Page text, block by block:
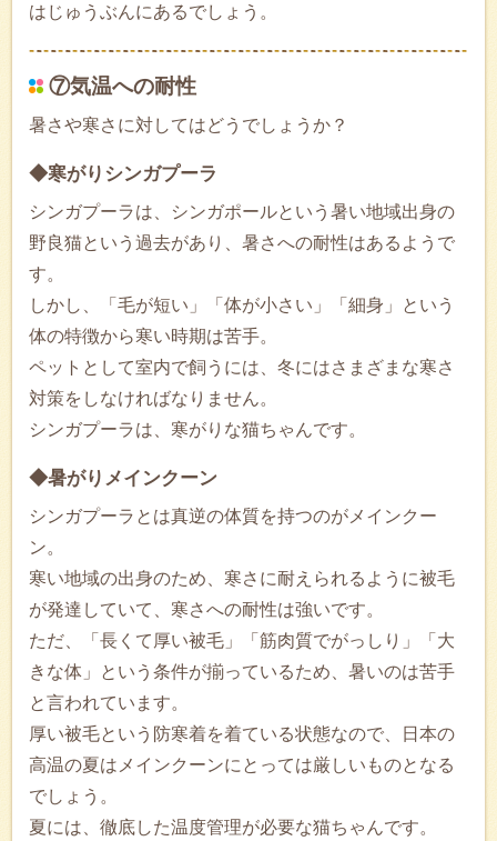
はじゅうぶんにあるでしょう。
⑦気温への耐性
暑さや寒さに対してはどうでしょうか？
◆寒がりシンガプーラ
シンガプーラは、シンガポールという暑い地域出身の
野良猫という過去があり、暑さへの耐性はあるようで
す。
しかし、「毛が短い」「体が小さい」「細身」という
体の特徴から寒い時期は苦手。
ペットとして室内で飼うには、冬にはさまざまな寒さ
対策をしなければなりません。
シンガプーラは、寒がりな猫ちゃんです。
◆暑がりメインクーン
シンガプーラとは真逆の体質を持つのがメインクー
ン。
寒い地域の出身のため、寒さに耐えられるように被毛
が発達していて、寒さへの耐性は強いです。
ただ、「長くて厚い被毛」「筋肉質でがっしり」「大
きな体」という条件が揃っているため、暑いのは苦手
と言われています。
厚い被毛という防寒着を着ている状態なので、日本の
高温の夏はメインクーンにとっては厳しいものとなる
でしょう。
夏には、徹底した温度管理が必要な猫ちゃんです。